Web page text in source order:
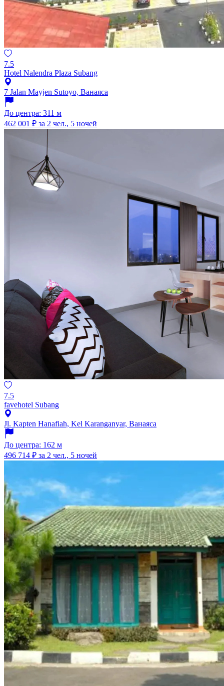
7.5
Hotel Nalendra Plaza Subang
7 Jalan Mayjen Sutoyo, Ванаяса
До центра: 311 м
462 001 ₽ за 2 чел., 5 ночей
7.5
favehotel Subang
Jl. Kapten Hanafiah, Kel Karanganyar, Ванаяса
До центра: 162 м
496 714 ₽ за 2 чел., 5 ночей